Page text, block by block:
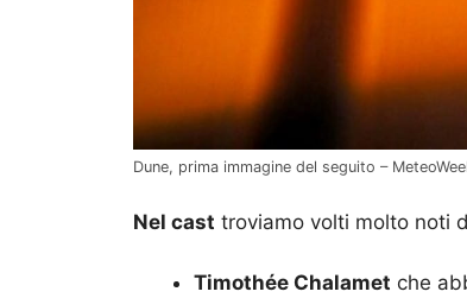
Dune, prima immagine del seguito –
Nel cast troviamo volti molto noti
Timothée Chalamet che